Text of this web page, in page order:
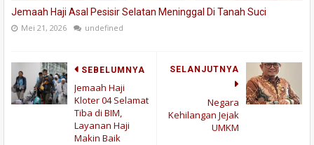
Jemaah Haji Asal Pesisir Selatan Meninggal Di Tanah Suci
Mei 21, 2026 undefined
SELANJUTNYA
Negara
Kehilangan Jejak
UMKM
SEBELUMNYA
Jemaah Haji
Kloter 04 Selamat
Tiba di BIM,
Layanan Haji
Makin Baik